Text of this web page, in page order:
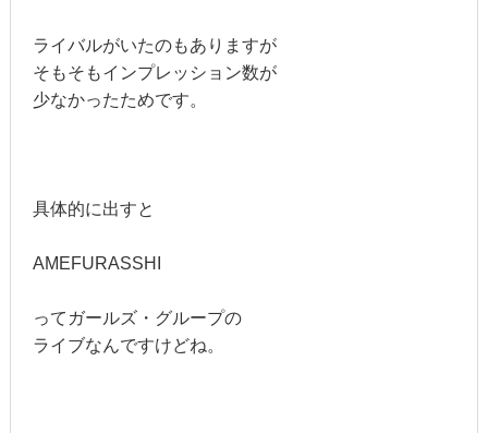
ライバルがいたのもありますが
そもそもインプレッション数が
少なかったためです。
具体的に出すと
AMEFURASSHI
ってガールズ・グループの
ライブなんですけどね。